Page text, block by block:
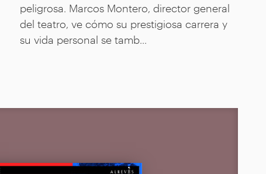
peligrosa. Marcos Montero, director general
del teatro, ve cómo su prestigiosa carrera y
su vida personal se tamb...